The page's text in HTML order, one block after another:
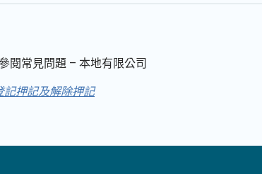
閱常見問題 – 本地有限公司
記押記及解除押記